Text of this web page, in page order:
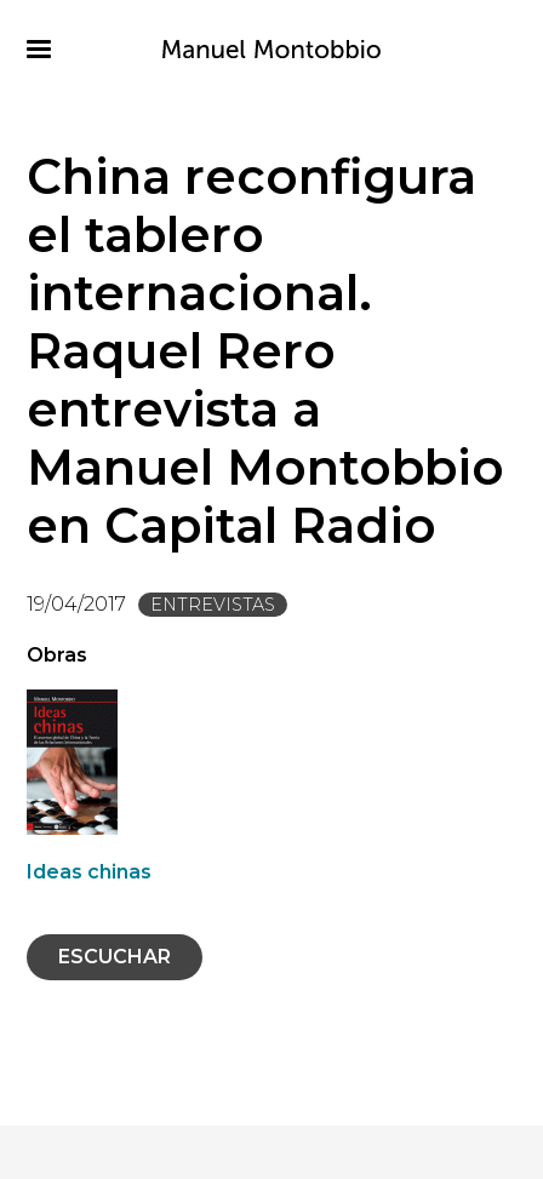
contenido
China reconfigura
el tablero
internacional.
Raquel Rero
entrevista a
Manuel Montobbio
en Capital Radio
19/04/2017 ENTREVISTAS
Obras
Ideas chinas
ESCUCHAR